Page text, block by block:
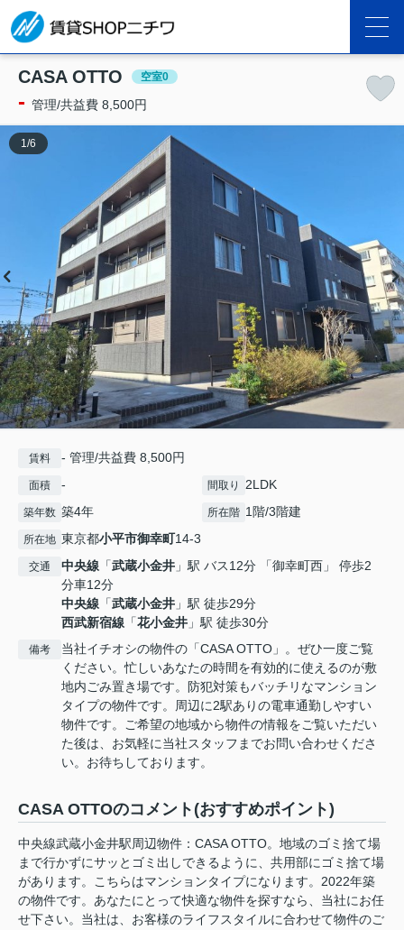
CASA OTTO 空室0
- 管理/共益費 8,500円
1 /6
賃料 - 管理/共益費 8,500円
面積 - 間取り 2LDK
築年数 築4年 所在階 1階/3階建
所在地 東京都小平市御幸町14-3
交通 中央線 「武蔵小金井 」駅 バス12分 「御幸町西」 停歩2
分車12分
中央線 「武蔵小金井 」駅 徒歩29分
西武新宿線 「花小金井 」駅 徒歩30分
備考
当社イチオシの物件の「CASA OTTO」。ぜひ一度ご覧
ください。忙しいあなたの時間を有効的に使えるのが敷
地内ごみ置き場です。防犯対策もバッチリなマンション
タイプの物件です。周辺に2駅ありの電車通勤しやすい
物件です。ご希望の地域から物件の情報をご覧いただい
た後は、お気軽に当社スタッフまでお問い合わせくださ
い。お待ちしております。
CASA OTTOのコメント(おすすめポイント)
中央線武蔵小金井駅周辺物件：CASA OTTO。地域のゴミ捨て場
まで行かずにサッとゴミ出しできるように、共用部にゴミ捨て場
があります。こちらはマンションタイプになります。2022年築
の物件です。あなたにとって快適な物件を探すなら、当社にお任
せ下さい。当社は、お客様のライフスタイルに合わせて物件のご